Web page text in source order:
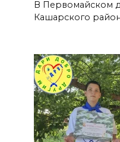
В Первомайском
Кашарского